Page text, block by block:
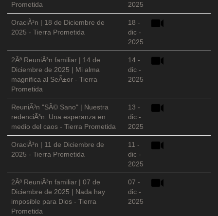
Prometida
2025
OraciÃ³n | 18 de Diciembre de
2025 - Tierra Prometida
18 -
dic -
2025
2Âª ReuniÃ³n familiar | 14 de
Diciembre de 2025 | Mi alma
magnifica al SeÃ±or - Tierra
Prometida
14 -
dic -
2025
ReuniÃ³n "SÃ© Sano" | Nuestra
redenciÃ³n: Una esperanza en
medio del caos - Tierra Prometida
13 -
dic -
2025
OraciÃ³n | 11 de Diciembre de
2025 - Tierra Prometida
11 -
dic -
2025
2Âª ReuniÃ³n familiar | 07 de
Diciembre de 2025 | Nada hay
imposible para Dios - Tierra
Prometida
07 -
dic -
2025